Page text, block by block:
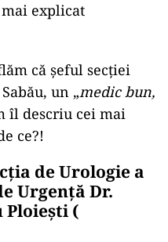
mai explicat
că șeful secției
un „medic bun,
îl descriu cei mai
ce?!
de Urologie a
Urgență Dr.
Ploiești (